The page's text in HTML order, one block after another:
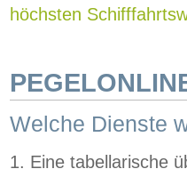
höchsten
Welche Dienste
1. Eine tabellarische